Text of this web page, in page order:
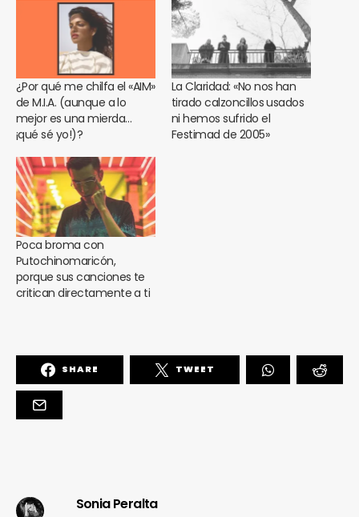
¿Por qué me chilfa el «AIM»
de M.I.A. (aunque a lo
mejor es una mierda…
¡qué sé yo!)?
La Claridad: «No nos han
tirado calzoncillos usados
ni hemos sufrido el
Festimad de 2005»
Poca broma con
Putochinomaricón,
porque sus canciones te
critican directamente a ti
SHARE TWEET
Sonia Peralta